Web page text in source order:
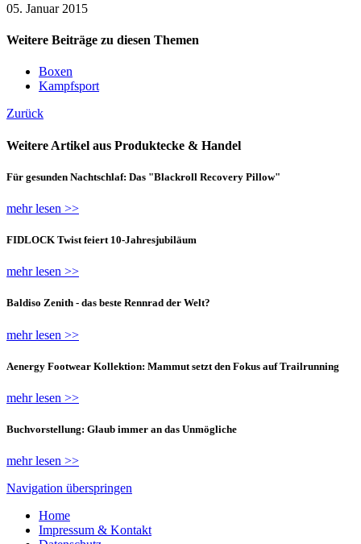
05. Januar 2015
Weitere Beiträge zu diesen Themen
Boxen
Kampfsport
Zurück
Weitere Artikel aus Produktecke & Handel
Für gesunden Nachtschlaf: Das "Blackroll Recovery Pillow"
mehr lesen >>
FIDLOCK Twist feiert 10-Jahresjubiläum
mehr lesen >>
Baldiso Zenith - das beste Rennrad der Welt?
mehr lesen >>
Aenergy Footwear Kollektion: Mammut setzt den Fokus auf Trailrunning
mehr lesen >>
Buchvorstellung: Glaub immer an das Unmögliche
mehr lesen >>
Navigation überspringen
Home
Impressum & Kontakt